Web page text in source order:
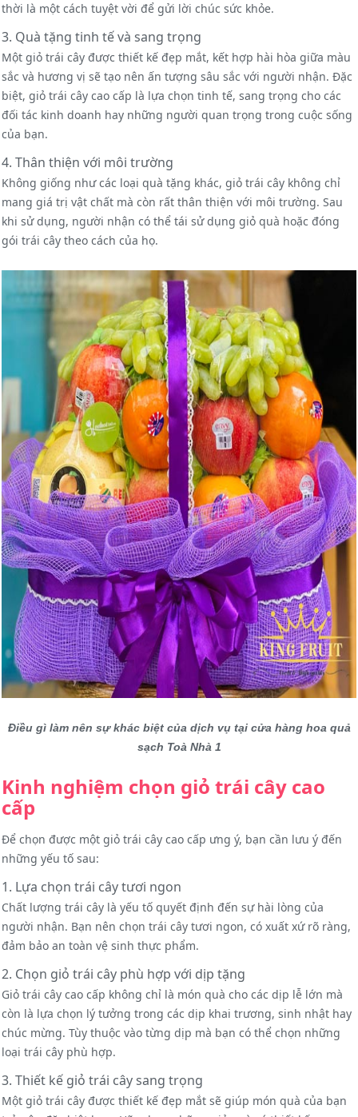
thời là một cách tuyệt vời để gửi lời chúc sức khỏe.
3. Quà tặng tinh tế và sang trọng
Một giỏ trái cây được thiết kế đẹp mắt, kết hợp hài hòa giữa màu
sắc và hương vị sẽ tạo nên ấn tượng sâu sắc với người nhận. Đặc
biệt, giỏ trái cây cao cấp là lựa chọn tinh tế, sang trọng cho các
đối tác kinh doanh hay những người quan trọng trong cuộc sống
của bạn.
4. Thân thiện với môi trường
Không giống như các loại quà tặng khác, giỏ trái cây không chỉ
mang giá trị vật chất mà còn rất thân thiện với môi trường. Sau
khi sử dụng, người nhận có thể tái sử dụng giỏ quà hoặc đóng
gói trái cây theo cách của họ.
Điều gì làm nên sự khác biệt của dịch vụ tại cửa hàng hoa quả
sạch Toà Nhà 1
Kinh nghiệm chọn giỏ trái cây cao
cấp
Để chọn được một giỏ trái cây cao cấp ưng ý, bạn cần lưu ý đến
những yếu tố sau:
1. Lựa chọn trái cây tươi ngon
Chất lượng trái cây là yếu tố quyết định đến sự hài lòng của
người nhận. Bạn nên chọn trái cây tươi ngon, có xuất xứ rõ ràng,
đảm bảo an toàn vệ sinh thực phẩm.
2. Chọn giỏ trái cây phù hợp với dịp tặng
Giỏ trái cây cao cấp không chỉ là món quà cho các dịp lễ lớn mà
còn là lựa chọn lý tưởng trong các dịp khai trương, sinh nhật hay
chúc mừng. Tùy thuộc vào từng dịp mà bạn có thể chọn những
loại trái cây phù hợp.
3. Thiết kế giỏ trái cây sang trọng
Một giỏ trái cây được thiết kế đẹp mắt sẽ giúp món quà của bạn